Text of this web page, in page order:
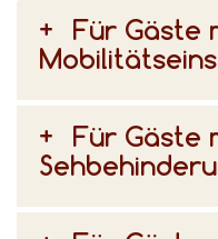
Für Gäste
Für Gäste